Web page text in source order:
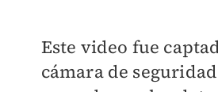
Este video fue
cámara de